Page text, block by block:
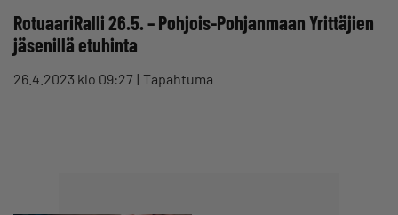
RotuaariRalli 26.5. – Pohjois-Pohjanmaan Yrittäjien
jäsenillä etuhinta
26.4.2023 klo 09:27 Tapahtuma